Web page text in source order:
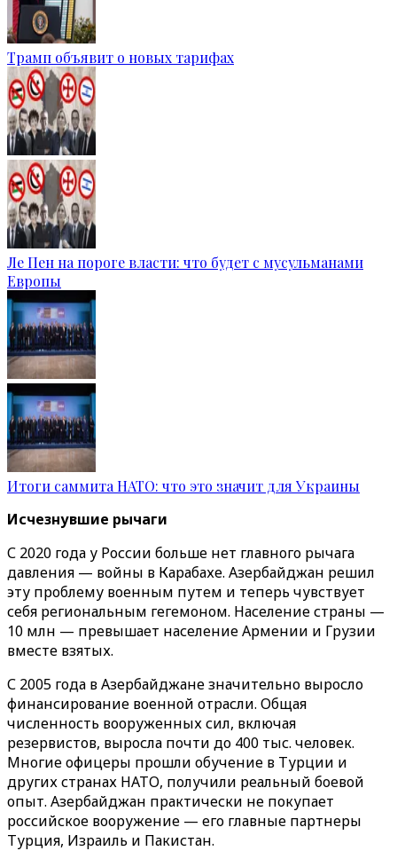
Трамп объявит о новых тарифах
Ле Пен на пороге власти: что будет с мусульманами
Европы
Итоги саммита НАТО: что это значит для Украины
Исчезнувшие рычаги
С 2020 года у России больше нет главного рычага
давления — войны в Карабахе. Азербайджан решил
эту проблему военным путем и теперь чувствует
себя региональным гегемоном. Население страны —
10 млн — превышает население Армении и Грузии
вместе взятых.
С 2005 года в Азербайджане значительно выросло
финансирование военной отрасли. Общая
численность вооруженных сил, включая
резервистов, выросла почти до 400 тыс. человек.
Многие офицеры прошли обучение в Турции и
других странах НАТО, получили реальный боевой
опыт. Азербайджан практически не покупает
российское вооружение — его главные партнеры
Турция, Израиль и Пакистан.